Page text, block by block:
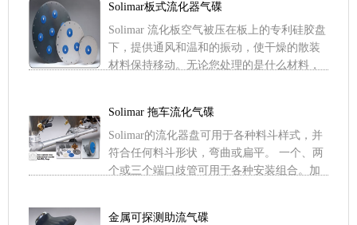
Solimar板式流化器气碟
Solimar 流化板空气被压在板上的专利硅胶盘
下，提供通风和温和的振动，使干燥的散装
材料保持移动。无论您处理的是什么材料，
Solimar 拖车流化气碟
Solimar的流化器盘可用于各种料斗样式，并
符合任何料斗形状，弯曲或扁平。 一个、两
个或三个端口歧管可用于各种安装组合。加
金属可探测助流气碟